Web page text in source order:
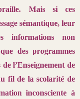
Mais si ces
sémantique, leur
informations non
des programmes
l’Enseignement de
fil de la scolarité de
inconsciente à